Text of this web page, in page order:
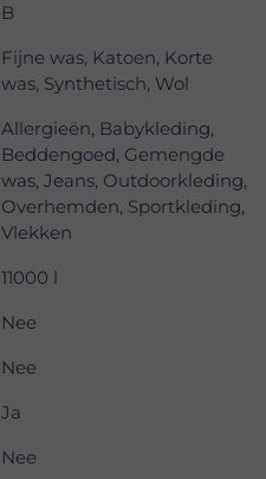
B
Fijne was, Katoen, Korte
was, Synthetisch, Wol
Allergieën, Babykleding,
Beddengoed, Gemengde
was, Jeans, Outdoorkleding,
Overhemden, Sportkleding,
Vlekken
11000 l
Nee
Nee
Ja
Nee